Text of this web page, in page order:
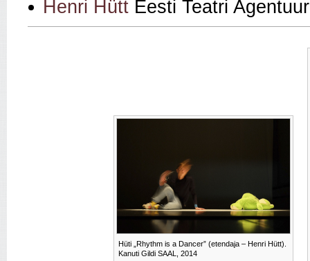
Henri Hütt Eesti Teatri
Hüti „Rhythm is a Dancer” (etendaja – Henri Hütt).
Kanuti Gildi SAAL, 2014